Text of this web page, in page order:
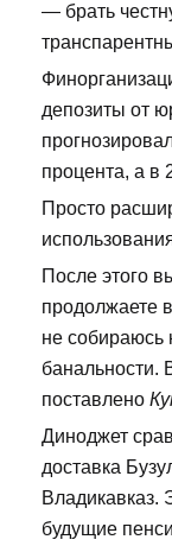
— брать
депозиты от
процента, а в
Просто
После этого
продолжаете
не собираюсь
банальности.
поставлено
Диноджет
доставка
Владикавказ.
будущие